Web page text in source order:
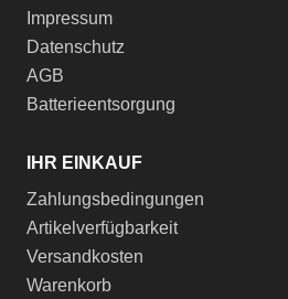
Impressum
Datenschutz
AGB
Batterieentsorgung
IHR EINKAUF
Zahlungsbedingungen
Artikelverfügbarkeit
Versandkosten
Warenkorb